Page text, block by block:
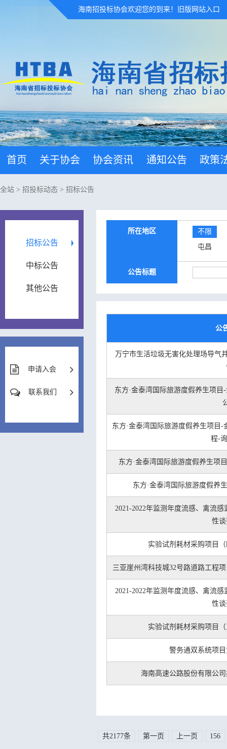
海南招投标协会欢迎您的到来！ 旧版网站入口
首页 关于协会 协会资讯 通知公告 政策
全站 > 招投标动态 > 招标公告
招标公告
中标公告
其他公告
申请入会
联系我们
所在地区
不限
屯昌
公告标题
公
万宁市生活垃圾无害化处理场导气
东方·金泰湾国际旅游度假养生项目
东方·金泰湾国际旅游度假养生项目-
程-
东方·金泰湾国际旅游度假养生项
东方·金泰湾国际旅游度假养
2021-2022年监测年度流感、禽流
性
实验试剂耗材采购项目
三亚崖州湾科技城32号路道路工程
2021-2022年监测年度流感、禽流
性
实验试剂耗材采购项目
警务通双系统项
海南高速公路股份有限公
共2177条 第一页 上一页 156